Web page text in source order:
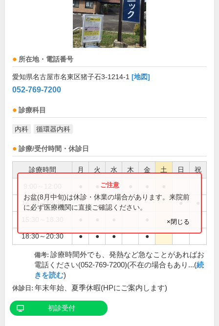
所在地・電話番号
愛知県名古屋市名東区猪子石3-1214-1 [地図]
052-769-7200
診療科目
内科 循環器内科
診療/受付時間・休診日
診療時間 月 火 水 木 金 土 日 祝
●
14:30～18:30 ●
18:30～20:30 ● ● ● ●
お盆(8月中旬)は休診・休業の場合があります。来院前
に必ず医療機関に直接ご確認ください。
×閉じる
備考: 診療時間外でも、発熱など急なことがあればお
電話ください(052-769-7200)(不在の場合もあり...(続
きを読む)
休診日: 年末年始、夏季休暇(HPにご案内します)
初診受付